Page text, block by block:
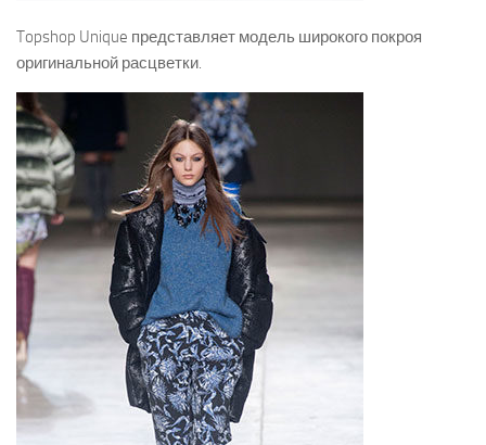
Topshop Unique представляет модель широкого покроя
оригинальной расцветки.